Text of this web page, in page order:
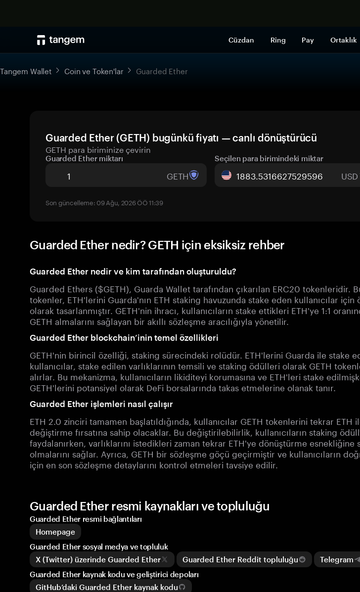
Cüzdan Ring Pay Ortaklık
Tangem Wallet Coin ve Token'lar Guarded Ether
Guarded Ether (GETH) bugünkü fiyatı — canlı dönüştürücü
GETH para biriminize çevirin
Guarded Ether miktarı
GETH
Seçilen para birimindeki miktar
USD
Son güncelleme: 09 Ağu, 2026 ÖÖ 11:39
Guarded Ether nedir? GETH için eksiksiz rehber
Guarded Ether nedir ve kim tarafından oluşturuldu?
Guarded Ethers ($GETH), Guarda Wallet tarafından çıkarılan ERC20 tokenleridir.
tokenler, ETH'lerini Guarda'nın ETH staking havuzunda stake eden kullanıcılar için
olarak tasarlanmıştır. GETH'nin ihracı, kullanıcıların stake ettikleri ETH'ye 1:1
GETH almalarını sağlayan bir akıllı sözleşme aracılığıyla yönetilir.
Guarded Ether blockchain’inin temel özellikleri
GETH'nin birincil özelliği, staking sürecindeki rolüdür. ETH'lerini Guarda ile stake
kullanıcılar, stake edilen varlıklarının temsili ve staking ödülleri olarak GETH
alırlar. Bu mekanizma, kullanıcıların likiditeyi korumasına ve ETH'leri stake
GETH'lerini potansiyel olarak DeFi borsalarında takas etmelerine olanak tanır.
Guarded Ether işlemleri nasıl çalışır
ETH 2.0 zinciri tamamen başlatıldığında, kullanıcılar GETH tokenlerini tekrar ETH
değiştirme fırsatına sahip olacaklar. Bu değiştirilebilirlik, kullanıcıların staking
faydalanırken, varlıklarını istedikleri zaman tekrar ETH'ye dönüştürme esnekliğine
olmalarını sağlar. Ayrıca, GETH bir sözleşme göçü geçirmiştir ve kullanıcıların
için en son sözleşme detaylarını kontrol etmeleri tavsiye edilir.
Guarded Ether resmi kaynakları ve topluluğu
Guarded Ether resmi bağlantıları
Homepage
Guarded Ether sosyal medya ve topluluk
X (Twitter) üzerinde Guarded Ether
Guarded Ether Reddit topluluğu
Telegram
Guarded Ether kaynak kodu ve geliştirici depoları
GitHub’daki Guarded Ether kaynak kodu